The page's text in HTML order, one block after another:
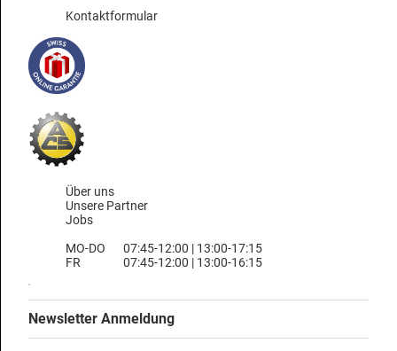
Kontaktformular
Über uns
Unsere Partner
Jobs
MO-DO
FR
07:45-12:00 | 13:00-17:15
07:45-12:00 | 13:00-16:15
Newsletter Anmeldung